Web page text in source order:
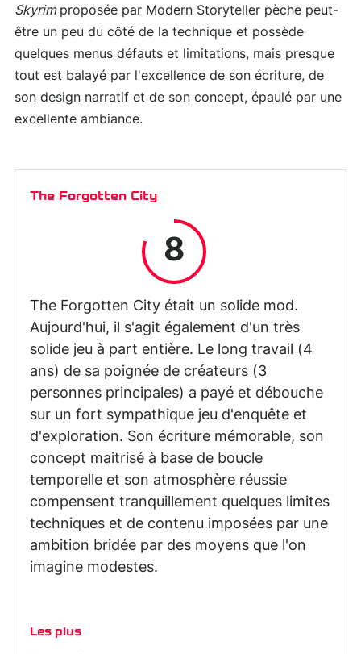
Skyrim proposée par Modern Storyteller pèche peut-
être un peu du côté de la technique et possède
quelques menus défauts et limitations, mais presque
tout est balayé par l'excellence de son écriture, de
son design narratif et de son concept, épaulé par une
excellente ambiance.
The Forgotten City
8
The Forgotten City était un solide mod.
Aujourd'hui, il s'agit également d'un très
solide jeu à part entière. Le long travail (4
ans) de sa poignée de créateurs (3
personnes principales) a payé et débouche
sur un fort sympathique jeu d'enquête et
d'exploration. Son écriture mémorable, son
concept maitrisé à base de boucle
temporelle et son atmosphère réussie
compensent tranquillement quelques limites
techniques et de contenu imposées par une
ambition bridée par des moyens que l'on
imagine modestes.
Les plus